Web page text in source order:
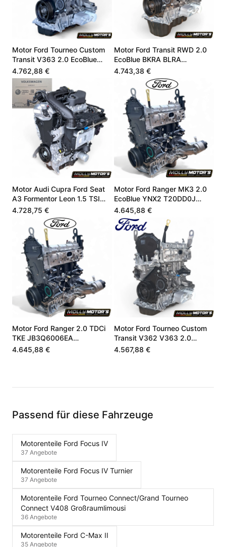
Motor Ford Tourneo Custom
Transit V363 2.0 EcoBlue
KK2Q6006ED
4.762,88 €
Motor Ford Transit RWD 2.0
EcoBlue BKRA BLRA
KK3Q6006HC
4.743,38 €
Motor Audi Cupra Ford Seat
A3 Formentor Leon 1.5 TSI
05E100032L
4.728,75 €
Motor Ford Ranger MK3 2.0
EcoBlue YNX2 T20DD0J
BC2X 2759669
4.645,88 €
Motor Ford Ranger 2.0 TDCi
TKE JB3Q6006EA
JB3Q6006FB
4.645,88 €
Motor Ford Tourneo Custom
Transit V362 V363 2.0
EcoBlue GK2Q6006HG
4.567,88 €
Passend für diese Fahrzeuge
Motorenteile Ford Focus IV
37 Angebote
Motorenteile Ford Focus IV Turnier
37 Angebote
Motorenteile Ford Tourneo Connect/Grand Tourneo
Connect V408 Großraumlimousi
36 Angebote
Motorenteile Ford C-Max II
35 Angebote